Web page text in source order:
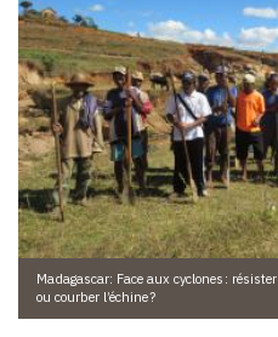
Madagascar: Face aux cyclones : résister
ou courber l’échine ?